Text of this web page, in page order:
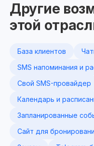
Другие
этой
База клиентов
SMS напоминания и
Свой SMS-провайдер
Календарь и
Запланированные
Сайт для